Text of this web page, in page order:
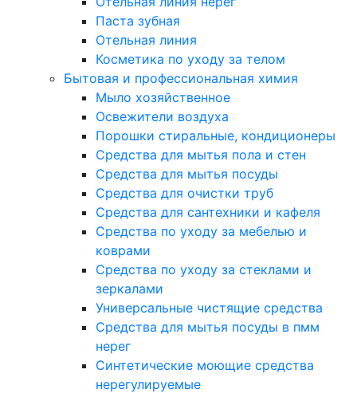
Паста зубная
Отельная линия
Косметика по уходу за телом
Бытовая и профессиональная химия
Мыло хозяйственное
Освежители воздуха
Порошки стиральные, кондиционеры
Средства для мытья пола и стен
Средства для мытья посуды
Средства для очистки труб
Средства для сантехники и кафеля
Средства по уходу за мебелью и
коврами
Средства по уходу за стеклами и
зеркалами
Универсальные чистящие средства
Средства для мытья посуды в пмм
нерег
Синтетические моющие средства
нерегулируемые